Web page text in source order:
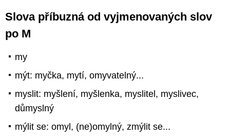
Slova příbuzná od vyjmenovaných slov
po M
my
mýt: myčka, mytí, omyvatelný...
myslit: myšlení, myšlenka, myslitel, myslivec,
důmyslný
mýlit se: omyl, (ne)omylný, zmýlit se...